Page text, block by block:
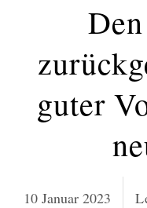
guter
10 Januar 2023